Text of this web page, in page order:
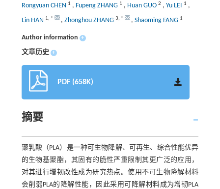
Rongyuan CHEN 1 , Fupeng ZHANG 1 , Huan GUO 2 , Yu LEI 1 ,
Lin HAN 1, * , Zhonghou ZHANG 3, * , Shaoming FANG 1
Author information +
文章历史 +
PDF (658K)
摘要
聚乳酸（PLA）是一种可生物降解、可再生、综合性能优异
的生物基聚酯，其固有的脆性严重限制其更广泛的应用，
对其进行增韧改性成为研究热点。使用不可生物降解材料
会削弱PLA的降解性能，因此采用可降解材料成为增韧PLA